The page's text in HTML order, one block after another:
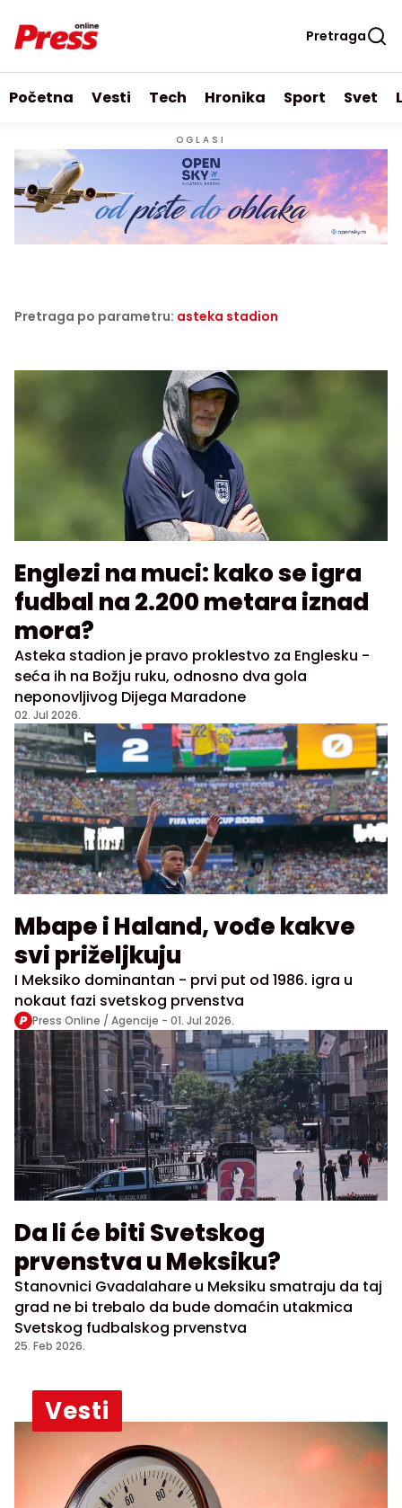
Pretraga
Početna Vesti Tech Hronika Sport Svet
OGLASI
Pretraga po parametru: asteka stadion
Englezi na muci: kako se igra
fudbal na 2.200 metara iznad
mora?
Asteka stadion je pravo proklestvo za Englesku -
seća ih na Božju ruku, odnosno dva gola
neponovljivog Dijega Maradone
02. Jul 2026.
Mbape i Haland, vođe kakve
svi priželjkuju
I Meksiko dominantan - prvi put od 1986. igra u
nokaut fazi svetskog prvenstva
Press Online / Agencije - 01. Jul 2026.
Da li će biti Svetskog
prvenstva u Meksiku?
Stanovnici Gvadalahare u Meksiku smatraju da taj
grad ne bi trebalo da bude domaćin utakmica
Svetskog fudbalskog prvenstva
25. Feb 2026.
Vesti